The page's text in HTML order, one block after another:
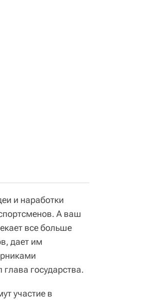
и наработки
А ваш
все больше
дает им
государства.
участие в